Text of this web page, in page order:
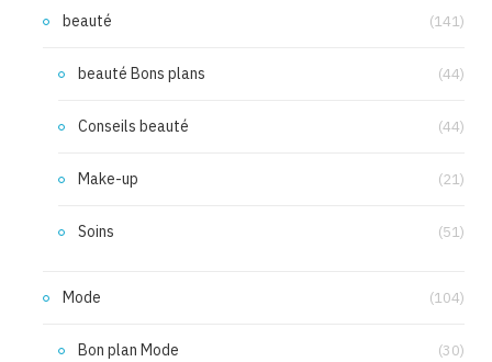
beauté (141)
beauté Bons plans (44)
Conseils beauté (44)
Make-up (21)
Soins (51)
Mode (104)
Bon plan Mode (30)